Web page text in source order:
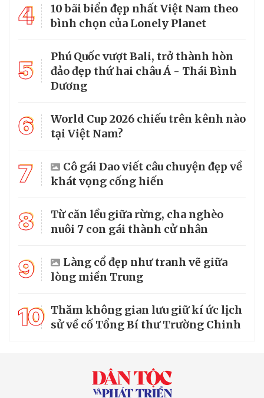
4
10 bãi biển đẹp nhất Việt Nam theo
bình chọn của Lonely Planet
5
Phú Quốc vượt Bali, trở thành hòn
đảo đẹp thứ hai châu Á - Thái Bình
Dương
6
World Cup 2026 chiếu trên kênh nào
tại Việt Nam?
7
Cô gái Dao viết câu chuyện đẹp về
khát vọng cống hiến
8
Từ căn lều giữa rừng, cha nghèo
nuôi 7 con gái thành cử nhân
9
Làng cổ đẹp như tranh vẽ giữa
lòng miền Trung
10 Thăm không gian lưu giữ kí ức lịch
sử về cố Tổng Bí thư Trường Chinh